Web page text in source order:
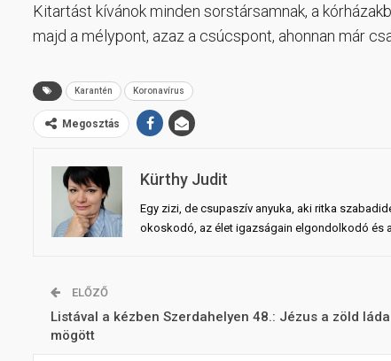
Kitartást kívánok minden sorstársamnak, a
majd a mélypont, azaz a csúcspont, ahonnan már
Karantén Koronavírus
Megosztás
Kürthy Judit
Egy zizi, de csupaszív anyuka, aki ritka
okoskodó, az élet igazságain elgondolkodó és
ELŐZŐ
Listával a kézben Szerdahelyen 48.: Jézus a zöld láda
mögött